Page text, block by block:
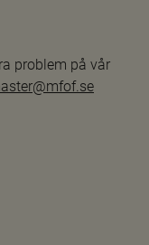
problem på vår